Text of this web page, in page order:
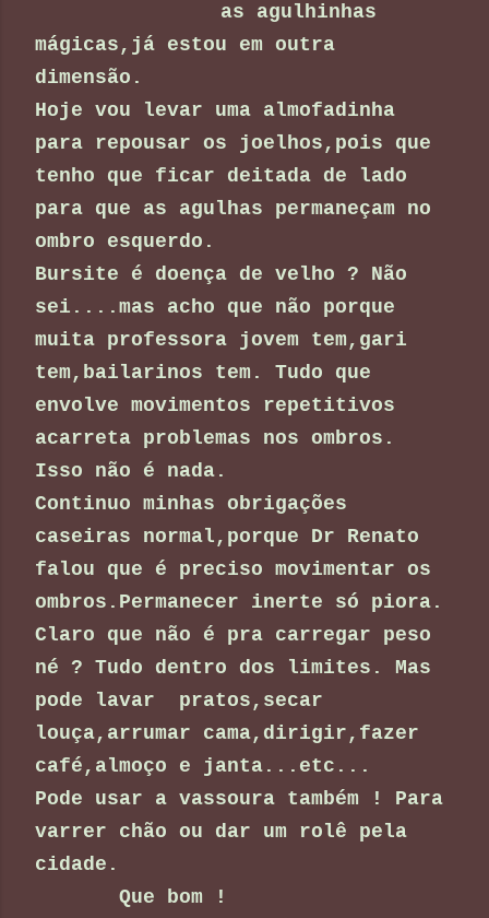
as agulhinhas
mágicas,já estou em outra
dimensão.
Hoje vou levar uma almofadinha
para repousar os joelhos,pois que
tenho que ficar deitada de lado
para que as agulhas permaneçam no
ombro esquerdo.
Bursite é doença de velho ? Não
sei....mas acho que não porque
muita professora jovem tem,gari
tem,bailarinos tem. Tudo que
envolve movimentos repetitivos
acarreta problemas nos ombros.
Isso não é nada.
Continuo minhas obrigações
caseiras normal,porque Dr Renato
falou que é preciso movimentar os
ombros.Permanecer inerte só piora.
Claro que não é pra carregar peso
né ? Tudo dentro dos limites. Mas
pode lavar pratos,secar
louça,arrumar cama,dirigir,fazer
café,almoço e janta...etc...
Pode usar a vassoura também ! Para
varrer chão ou dar um rolê pela
cidade.
Que bom !